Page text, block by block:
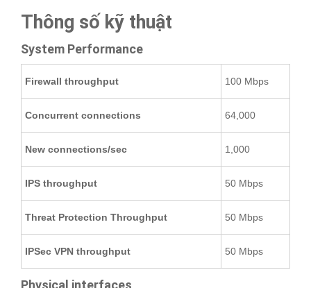
Thông số kỹ thuật
System Performance
Firewall throughput 100 Mbps
Concurrent connections 64,000
New connections/sec 1,000
IPS throughput 50 Mbps
Threat Protection Throughput 50 Mbps
IPSec VPN throughput 50 Mbps
Physical interfaces